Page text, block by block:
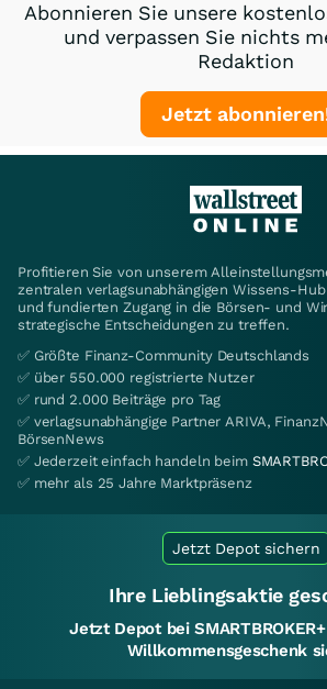
Abonnieren Sie unsere
und verpassen Sie nichts
Redaktion
Jetzt
Profitieren Sie von unserem
zentralen verlagsunabhängigen Wissens-
und fundierten Zugang in die Börsen- und
strategische Entscheidungen zu treffen.
✅ Größte Finanz-Community Deutschlands
✅ über 550.000 registrierte Nutzer
✅ rund 2.000 Beiträge pro Tag
✅ verlagsunabhängige Partner ARIVA,
BörsenNews
✅ Jederzeit einfach handeln beim
✅ mehr als 25 Jahre Marktpräsenz
Jetzt Depot sichern
Ihre Lieblingsaktie
Jetzt Depot bei
Willkommensgeschenk